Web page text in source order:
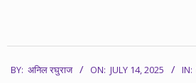
07-
BY: अनिल रघुराज ON: JULY 14, 2025 IN: